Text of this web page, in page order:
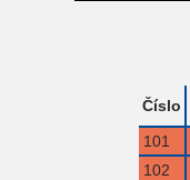
Číslo
101
102